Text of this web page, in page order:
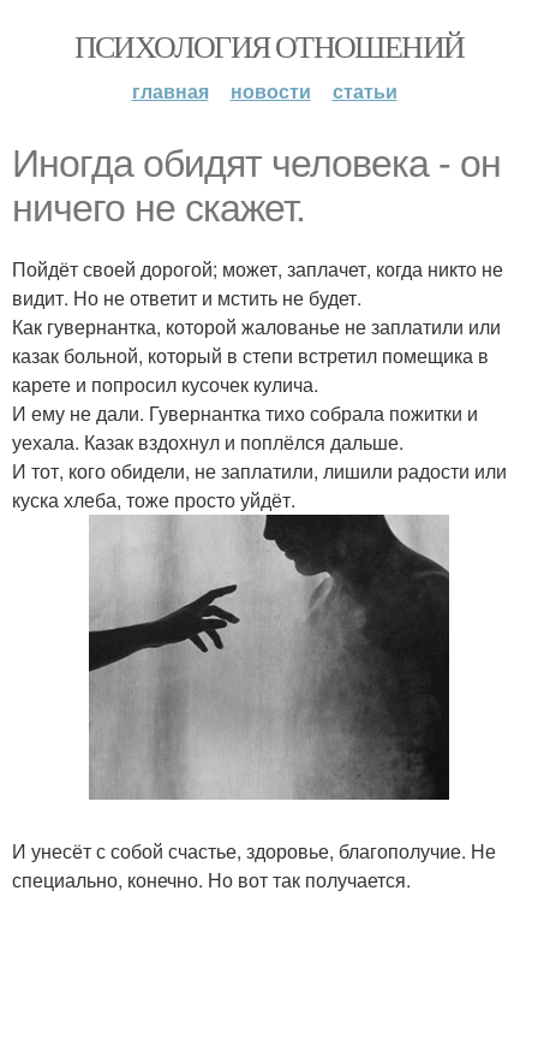
ПСИХОЛОГИЯ ОТНОШЕНИЙ
главная новости статьи
Иногда обидят человека - он
ничего не скажет.
Пойдёт своей дорогой; может, заплачет, когда никто не
видит. Но не ответит и мстить не будет.
Как гувернантка, которой жалованье не заплатили или
казак больной, который в степи встретил помещика в
карете и попросил кусочек кулича.
И ему не дали. Гувернантка тихо собрала пожитки и
уехала. Казак вздохнул и поплёлся дальше.
И тот, кого обидели, не заплатили, лишили радости или
куска хлеба, тоже просто уйдёт.
И унесёт с собой счастье, здоровье, благополучие. Не
специально, конечно. Но вот так получается.